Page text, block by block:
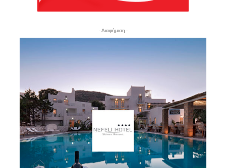
- Διαφήμιση -